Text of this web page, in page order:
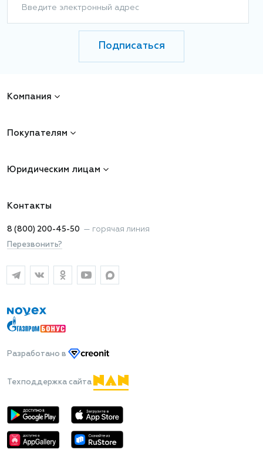
Введите электронный адрес
Подписаться
Компания
Покупателям
Юридическим лицам
Контакты
8 (800) 200-45-50 — горячая линия
Перезвонить?
Разработано в
Техподдержка сайта